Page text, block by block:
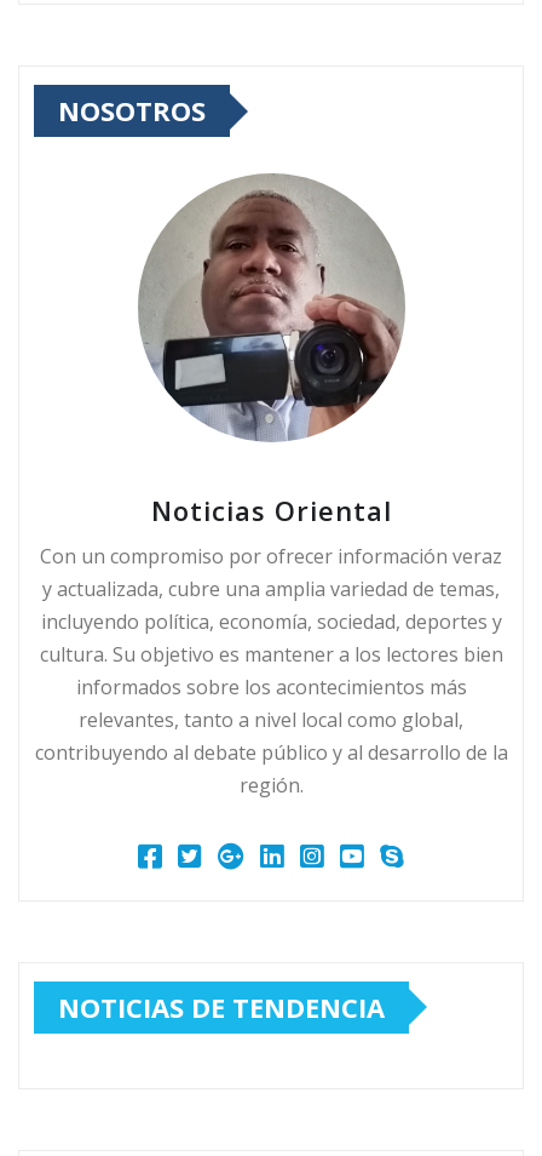
NOSOTROS
Noticias Oriental
Con un compromiso por ofrecer información veraz
y actualizada, cubre una amplia variedad de temas,
incluyendo política, economía, sociedad, deportes y
cultura. Su objetivo es mantener a los lectores bien
informados sobre los acontecimientos más
relevantes, tanto a nivel local como global,
contribuyendo al debate público y al desarrollo de la
región.
NOTICIAS DE TENDENCIA